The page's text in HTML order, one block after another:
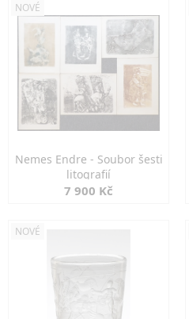
NOVÉ
Nemes Endre - Soubor šesti
litografií
7 900 Kč
NOVÉ